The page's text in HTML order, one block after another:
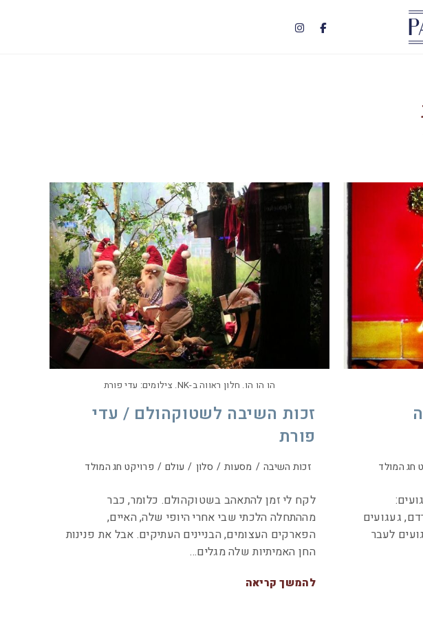
הו הו הו. חלון ראווה ב-NK. צילומים: עדי פורת
זכות השיבה לשטוקהולם / עדי
פורת
זכות השיבה / מסעות / סלון / עולם / פרויקט חג המולד
לקח לי זמן להתאהב בשטוקהולם. כלומר, כבר
מההתחלה הלכתי שבי אחרי היופי שלה, האיים,
הפארקים העצומים, הבניינים העתיקים. אבל את פנינות
החן האמיתיות שלה מגלים…
להמשך קריאה
חג המולד
געגועים
לעבר